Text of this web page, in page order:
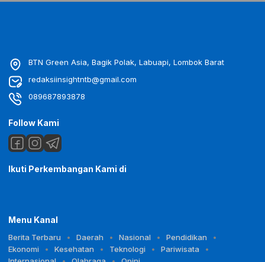
BTN Green Asia, Bagik Polak, Labuapi, Lombok Barat
redaksiinsightntb@gmail.com
089687893878
Follow Kami
Ikuti Perkembangan Kami di
Menu Kanal
Berita Terbaru Daerah Nasional
Pendidikan
Ekonomi
Kesehatan Teknologi
Pariwisata